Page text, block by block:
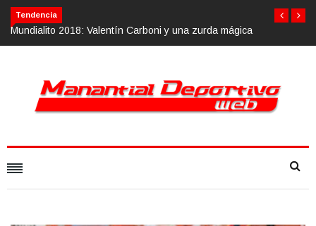
Tendencia